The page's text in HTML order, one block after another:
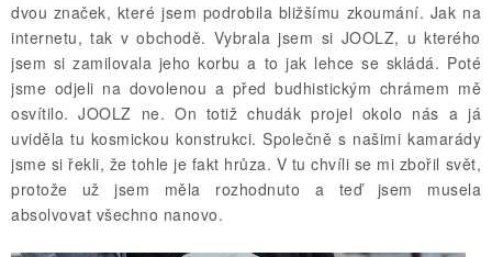
dvou značek, které jsem podrobila bližšímu zkoumání. Jak na
internetu, tak v obchodě. Vybrala jsem si JOOLZ, u kterého
jsem si zamilovala jeho korbu a to jak lehce se skládá. Poté
jsme odjeli na dovolenou a před budhistickým chrámem mě
osvítilo. JOOLZ ne. On totiž chudák projel okolo nás a já
uviděla tu kosmickou konstrukci. Společně s našimi kamarády
jsme si řekli, že tohle je fakt hrůza. V tu chvíli se mi zbořil svět,
protože už jsem měla rozhodnuto a teď jsem musela
absolvovat všechno nanovo.